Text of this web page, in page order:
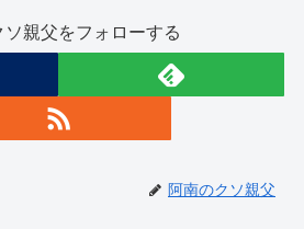
親父をフォローする
阿南のクソ親父